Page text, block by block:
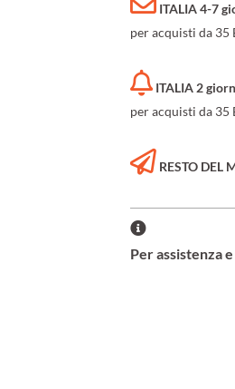
ITALIA 4-7
per acquisti da 35
ITALIA 2
per acquisti da 35
RESTO DEL
Per assistenza